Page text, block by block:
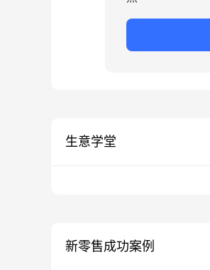
生意学堂
新零售成功案例